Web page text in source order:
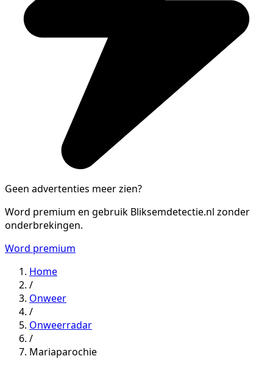
Geen advertenties meer zien?
Word premium en gebruik Bliksemdetectie.nl zonder
onderbrekingen.
Word premium
Home
/
Onweer
/
Onweerradar
/
Mariaparochie